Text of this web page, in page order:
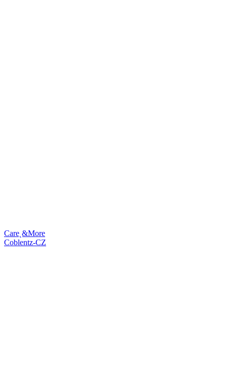
Care˛&More
Coblentz-CZ